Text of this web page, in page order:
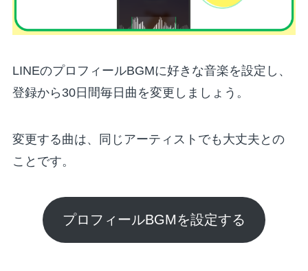
LINEのプロフィールBGMに好きな音楽を設定し、
登録から30日間毎日曲を変更しましょう。
変更する曲は、同じアーティストでも大丈夫との
ことです。
プロフィールBGMを設定する